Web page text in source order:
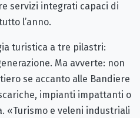
servizi integrati capaci di
l’anno.
turistica a tre pilastri:
Ma avverte: non
se accanto alle Bandiere
impianti impattanti o
«Turismo e veleni industriali